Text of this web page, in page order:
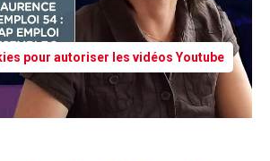
pour autoriser les vidéos Youtube